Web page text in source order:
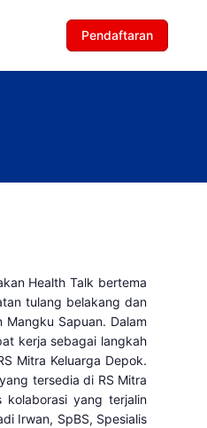
Pendaftaran
Health Talk bertema
tulang belakang dan
Sapuan. Dalam
kerja sebagai langkah
Mitra Keluarga Depok.
tersedia di RS Mitra
kolaborasi yang terjalin
Irwan, SpBS, Spesialis